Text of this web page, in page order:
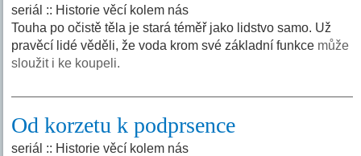
seriál :: Historie věcí kolem nás
Touha po očistě těla je stará téměř jako lidstvo samo. Už
pravěcí lidé věděli, že voda krom své základní funkce může
sloužit i ke koupeli.
Od korzetu k podprsence
seriál :: Historie věcí kolem nás